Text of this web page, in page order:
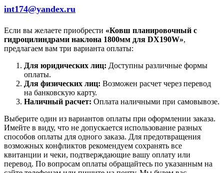
int174@yandex.ru
Если вы желаете приобрести «Ковш планировочный с
гидроцилиндрами наклона 1800мм для DX190W»,
предлагаем вам три варианта оплаты:
Для юридических лиц: Доступны различные формы
оплаты.
Для физических лиц: Возможен расчет через перевод
на банковскую карту.
Наличный расчет: Оплата наличными при самовывозе.
Выберите один из вариантов оплаты при оформлении заказа.
Имейте в виду, что не допускается использование разных
способов оплаты для одного заказа. Для предотвращения
возможных конфликтов рекомендуем сохранять все
квитанции и чеки, подтверждающие вашу оплату или
перевод. По вопросам оплаты обращайтесь по указанным на